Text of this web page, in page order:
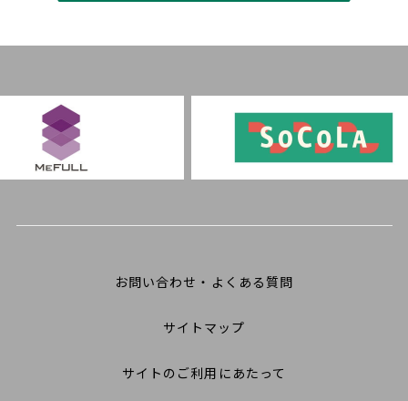
お問い合わせ・よくある質問
サイトマップ
サイトのご利用にあたって